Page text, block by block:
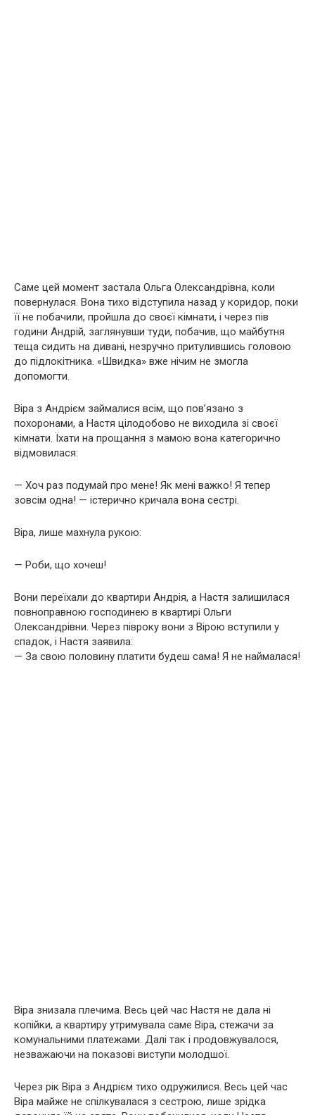
Саме цей момент застала Ольга Олександрівна, коли
повернулася. Вона тихо відступила назад у коридор, поки
її не побачили, пройшла до своєї кімнати, і через пів
години Андрій, заглянувши туди, побачив, що майбутня
теща сидить на дивані, незручно притулившись головою
до підлокітника. «Швидка» вже нічим не змогла
допомогти.
Віра з Андрієм займалися всім, що пов’язано з
похоронами, а Настя цілодобово не виходила зі своєї
кімнати. Їхати на прощання з мамою вона категорично
відмовилася:
— Хоч раз подумай про мене! Як мені важко! Я тепер
зовсім одна! — істерично кричала вона сестрі.
Віра, лише махнула рукою:
— Роби, що хочеш!
Вони переїхали до квартири Андрія, а Настя залишилася
повноправною господинею в квартирі Ольги
Олександрівни. Через півроку вони з Вірою вступили у
спадок, і Настя заявила:
— За свою половину платити будеш сама! Я не наймалася!
Віра знизала плечима. Весь цей час Настя не дала ні
копійки, а квартиру утримувала саме Віра, стежачи за
комунальними платежами. Далі так і продовжувалося,
незважаючи на показові виступи молодшої.
Через рік Віра з Андрієм тихо одружилися. Весь цей час
Віра майже не спілкувалася з сестрою, лише зрідка